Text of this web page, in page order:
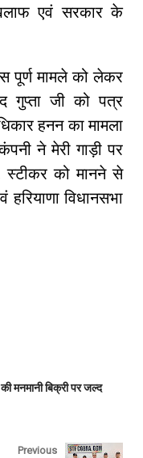
एवं सरकार के
पूर्ण मामले को लेकर
गुप्ता जी को पत्र
हनन का मामला
ने मेरी गाड़ी पर
स्टीकर को मानने से
विधानसभा
मनमानी बिक्री पर जल्द
Previous